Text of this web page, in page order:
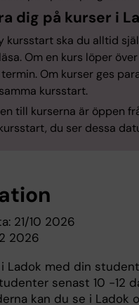
dig på kurser i
kursstart ska du alltid
Om en kurs löper
Om kurser ges
kursstart.
till kurserna är öppen
du ser dessa
21/10 2026
2026
i Ladok med din
senast 10 -12
kan du se i Ladok